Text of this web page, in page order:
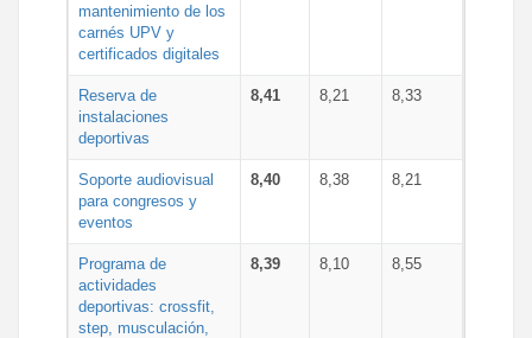
mantenimiento de los
carnés UPV y
certificados digitales
Reserva de
instalaciones
deportivas
8,41 8,21 8,33
Soporte audiovisual
para congresos y
eventos
8,40 8,38 8,21
Programa de
actividades
deportivas: crossfit,
step, musculación,
8,39 8,10 8,55